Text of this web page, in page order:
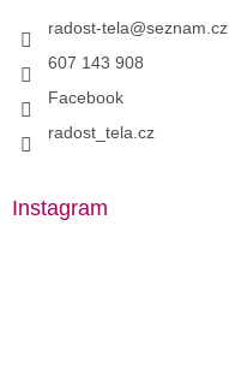
radost-tela@seznam.cz
607 143 908
Facebook
radost_tela.cz
Instagram